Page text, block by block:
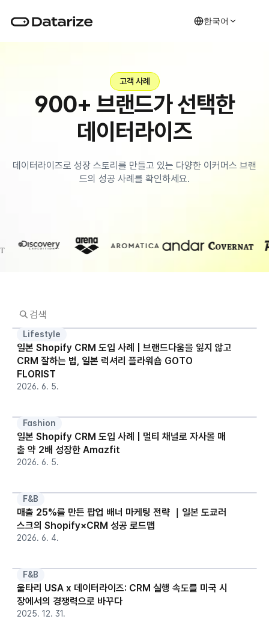
한국어
고객 사례
900+ 브랜드가 선택한
데이터라이즈
데이터라이즈로 성장 스토리를 만들고 있는 다양한 이커머스 브랜
드의 성공 사례를 확인하세요.
Lifestyle
일본 Shopify CRM 도입 사례 | 브랜드다움을 잃지 않고
CRM 잘하는 법, 일본 럭셔리 플라워숍 GOTO
FLORIST
2026. 6. 5.
Fashion
일본 Shopify CRM 도입 사례 | 멀티 채널로 자사몰 매
출 약 2배 성장한 Amazfit
2026. 6. 5.
F&B
매출 25%를 만든 팝업 배너 마케팅 전략 ｜일본 도쿄러
스크의 Shopify×CRM 성공 로드맵
2026. 6. 4.
F&B
울타리 USA x 데이터라이즈: CRM 실행 속도를 미국 시
장에서의 경쟁력으로 바꾸다
2025. 12. 31.